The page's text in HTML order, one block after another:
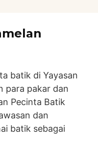
batik di Yayasan
para pakar dan
Pecinta Batik
dan
batik sebagai